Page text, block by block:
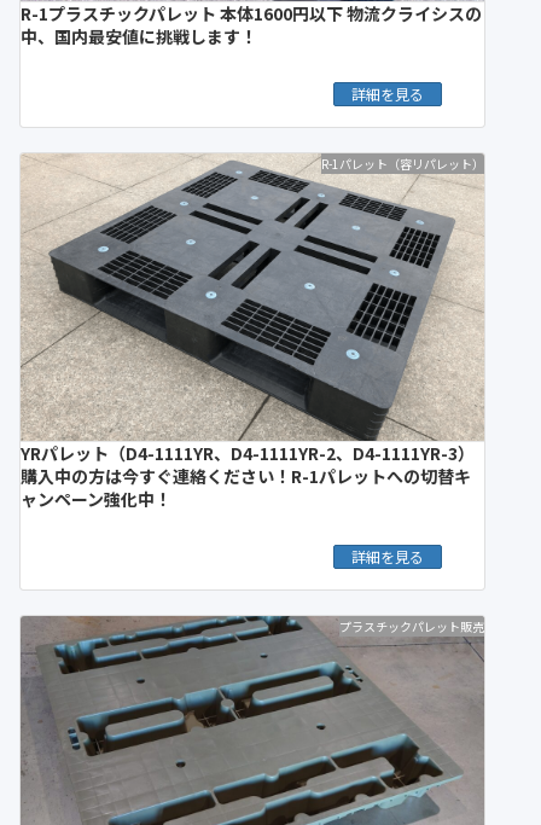
R-1プラスチックパレット 本体1600円以下 物流クライシスの
中、国内最安値に挑戦します！
詳細を見る
R-1パレット（容リパレット）
YRパレット（D4-1111YR、D4-1111YR-2、D4-1111YR-3）
購入中の方は今すぐ連絡ください！R-1パレットへの切替キ
ャンペーン強化中！
詳細を見る
プラスチックパレット販売